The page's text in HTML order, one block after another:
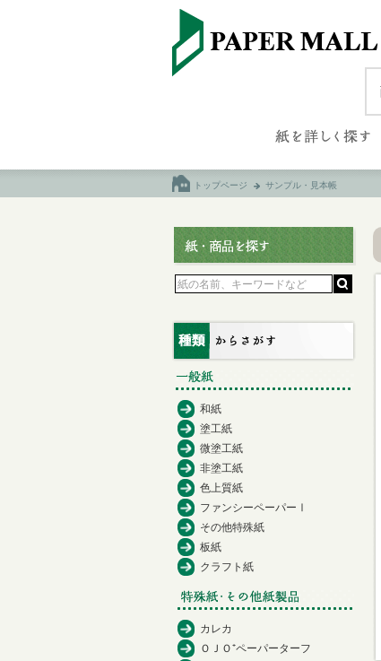
トップページ サンプル・見本帳
和紙
塗工紙
微塗工紙
非塗工紙
色上質紙
ファンシーペーパーⅠ
その他特殊紙
板紙
クラフト紙
カレカ
ＯＪＯ⁺ペーパーターフ